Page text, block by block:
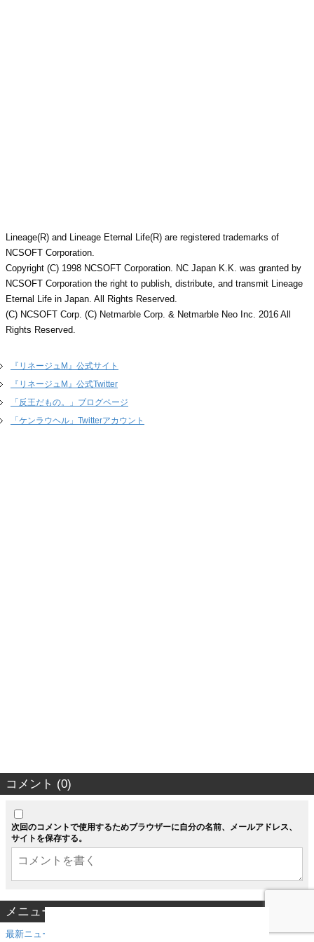
Lineage(R) and Lineage Eternal Life(R) are registered trademarks of
NCSOFT Corporation.
Copyright (C) 1998 NCSOFT Corporation. NC Japan K.K. was granted by
NCSOFT Corporation the right to publish, distribute, and transmit Lineage
Eternal Life in Japan. All Rights Reserved.
(C) NCSOFT Corp. (C) Netmarble Corp. & Netmarble Neo Inc. 2016 All
Rights Reserved.
『リネージュM』公式サイト
『リネージュM』公式Twitter
「反王だもの。」ブログページ
「ケンラウヘル」Twitterアカウント
コメント (0)
次回のコメントで使用するためブラウザーに自分の名前、メールアドレス、
サイトを保存する。
メニュー
最新ニュース・アップデート情報